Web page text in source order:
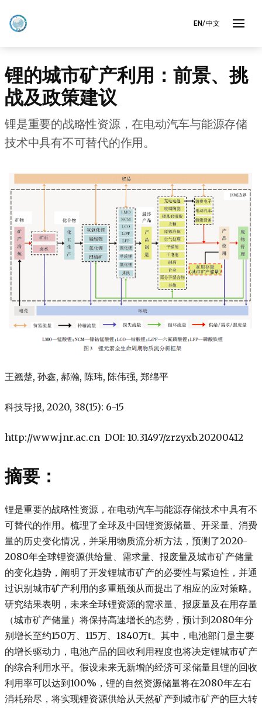
EN/中文
锂的城市矿产利用：前景、挑
战及政策建议
锂是重要的战略性资源，在电动汽车与能源存储
技术中具有不可替代的作用。
王翘楚, 孙鑫, 郝瀚, 陈玮, 陈伟强, 郑绵平
科技导报, 2020, 38(15): 6-15
http://www.jnr.ac.cn DOI: 10.31497/zrzyxb.20200412
摘要：
锂是重要的战略性资源，在电动汽车与能源存储技术中具有不
可替代的作用。梳理了全球及中国锂资源储量、开采量、消费
量的历史变化情况，并采用物质流分析方法，预测了2020-
2080年全球锂资源供给量、需求量、报废量及城市矿产储量
的变化趋势，阐明了开发锂城市矿产的必要性与紧迫性，并通
过识别城市矿产利用的多重瓶颈从而提出了相应的应对策略。
研究结果表明，未来全球锂资源的需求量、报废量及在用存量
（城市矿产储量）将保持高速增长的态势，预计到2080年分
别增长至约150万、115万、1840万t。其中，电池部门是主要
的增长驱动力，电池产品的回收利用程度也将决定锂城市矿产
的综合利用水平。假设未来无新增的经济可采储量且锂的回收
利用率可以达到100%，锂的自然资源储量将在2080年左右
消耗殆尽，将实现锂资源供给从天然矿产到城市矿产的巨大转